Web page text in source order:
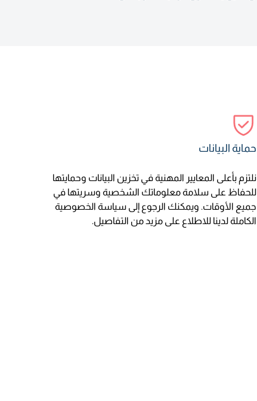
حماية البيانات
نلتزم بأعلى المعايير المهنية في تخزين البيانات وحمايتها
للحفاظ على سلامة معلوماتك الشخصية وسريتها في
جميع الأوقات. ويمكنك الرجوع إلى سياسة الخصوصية
الكاملة لدينا للاطلاع على مزيد من التفاصيل.